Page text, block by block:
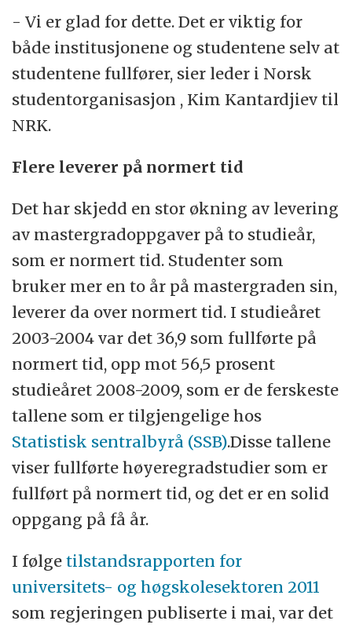
bachelorgrad på lavere nivå i høyere
utdanning.
Normal studieprogresjon er 60 studiepoeng
per studieår, som går over to semester.
studiepoeng hvert studieår, altså 2/3 av
normal progresjon.
Når det gjelder samsvar mellom
studentenes egne planer for gjennomføring
av studiepoeng og det de gjennomfører,
ligger tallet på landsbasis på 85,1 prosent,
per 2010.
(Kilde: Norsk samfunnsvitenskapelig
database (NSD) 2011)
- Vi er glad for dette. Det er viktig for
både institusjonene og studentene selv at
studentene fullfører, sier leder i Norsk
studentorganisasjon , Kim Kantardjiev til
NRK.
Flere leverer på normert tid
Det har skjedd en stor økning av levering
av mastergradoppgaver på to studieår,
som er normert tid. Studenter som
bruker mer en to år på mastergraden sin,
leverer da over normert tid. I studieåret
2003-2004 var det 36,9 som fullførte på
normert tid, opp mot 56,5 prosent
studieåret 2008-2009, som er de ferskeste
tallene som er tilgjengelige hos
Statistisk sentralbyrå (SSB).Disse tallene
viser fullførte høyeregradstudier som er
fullført på normert tid, og det er en solid
oppgang på få år.
I følgetilstandsrapporten for
universitets- og høgskolesektoren 2011
som regjeringen publiserte i mai, var det